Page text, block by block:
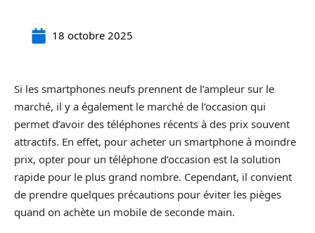
18 octobre 2025
Si les smartphones neufs prennent de l’ampleur sur le
marché, il y a également le marché de l’occasion qui
permet d’avoir des téléphones récents à des prix souvent
attractifs. En effet, pour acheter un smartphone à moindre
prix, opter pour un téléphone d’occasion est la solution
rapide pour le plus grand nombre. Cependant, il convient
de prendre quelques précautions pour éviter les pièges
quand on achète un mobile de seconde main.